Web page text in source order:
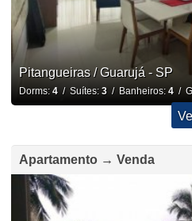
Pitangueiras / Guarujá - SP
Dorms: 4/ Suítes: 3/ Banheiros: 4/
Apartamento → Venda